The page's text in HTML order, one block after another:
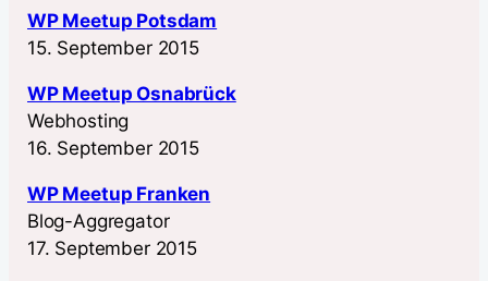
WP Meetup Potsdam
15. September 2015
WP Meetup Osnabrück
Webhosting
16. September 2015
WP Meetup Franken
Blog-Aggregator
17. September 2015